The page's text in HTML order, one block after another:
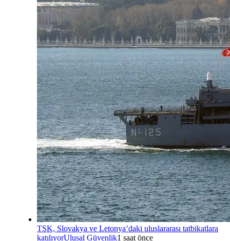
TSK, Slovakya ve Letonya’daki uluslararası tatbikatlara
katılıyorUlusal Güvenlik1 saat önce